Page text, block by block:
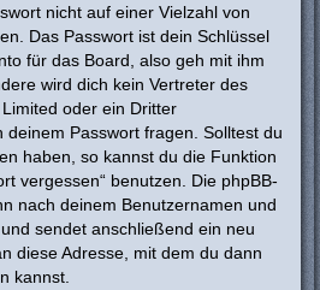
nicht auf einer Vielzahl von
Das Passwort ist dein Schlüssel
für das Board, also geh mit ihm
wird dich kein Vertreter des
oder ein Dritter
deinem Passwort fragen. Solltest du
haben, so kannst du die Funktion
vergessen“ benutzen. Die phpBB-
nach deinem Benutzernamen und
sendet anschließend ein neu
diese Adresse, mit dem du dann
kannst.